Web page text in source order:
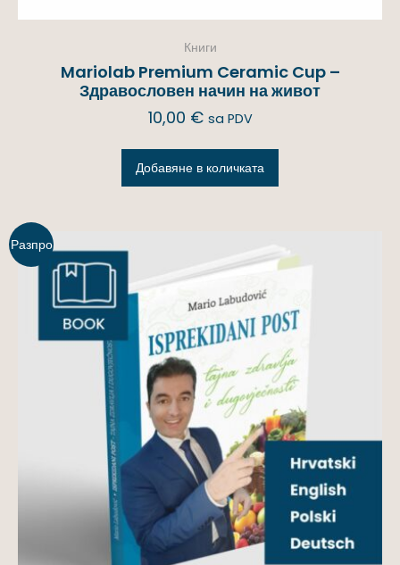
Книги
Mariolab Premium Ceramic Cup –
Здравословен начин на живот
10,00 € sa PDV
Добавяне в количката
Разпро